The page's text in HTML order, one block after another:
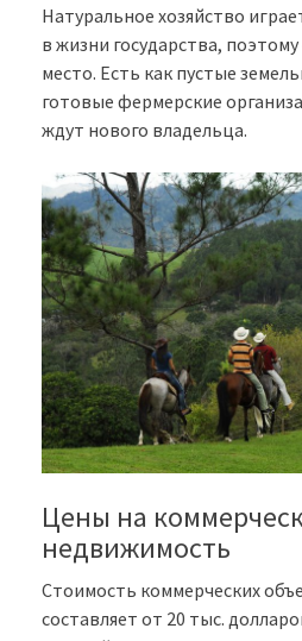
Натуральное хозяйство
в жизни государства,
место. Есть как пустые
готовые фермерские
ждут нового владельца.
Цены на
недвижимость
Стоимость коммерческих
составляет от 20 тыс.